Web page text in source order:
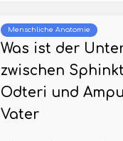
Menschliche Anatomie
Was ist der
zwischen
Odteri und
Vater